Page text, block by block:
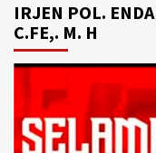
IRJEN POL.
C.FE,. M. H